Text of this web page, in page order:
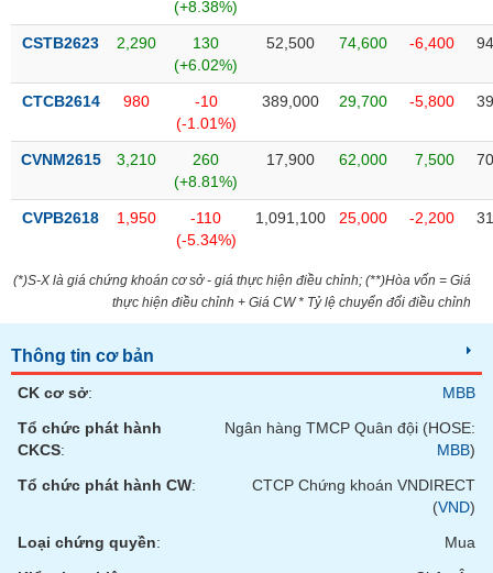
(+8.38%)
CSTB2623 2,290
130
(+6.02%)
52,500 74,600 -6,400
CTCB2614 980
-10
(-1.01%)
389,000 29,700 -5,800
CVNM2615 3,210
260
(+8.81%)
17,900 62,000 7,500
CVPB2618 1,950
-110
(-5.34%)
1,091,100 25,000 -2,200
(*)S-X là giá chứng khoán cơ sở - giá thực hiện điều chỉnh; (**)Hòa vốn = Giá
thực hiện điều chỉnh + Giá CW * Tỷ lệ chuyển đổi điều chỉnh
Thông tin cơ bản
CK cơ sở:
MBB
Tổ chức phát hành
CKCS:
Ngân hàng TMCP Quân đội (HOSE:
MBB)
Tổ chức phát hành CW:
CTCP Chứng khoán VNDIRECT
(VND)
Loại chứng quyền:
Mua
Sách
chính
cụ
Truyền
chính